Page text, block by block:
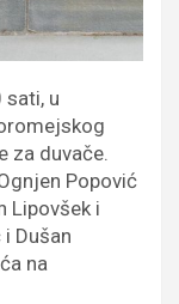
sati, u
za duvače.
Popović
Lipovšek i
Dušan
na